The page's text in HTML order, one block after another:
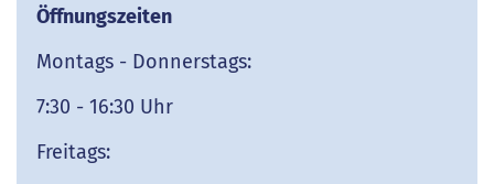
Öffnungszeiten
Montags - Donnerstags:
7:30 - 16:30 Uhr
Freitags: